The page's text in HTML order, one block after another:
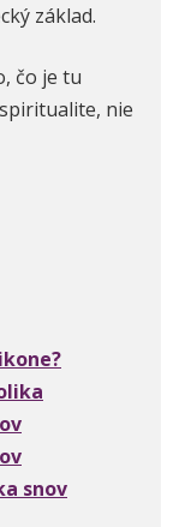
základ.
čo je tu
nie
snov